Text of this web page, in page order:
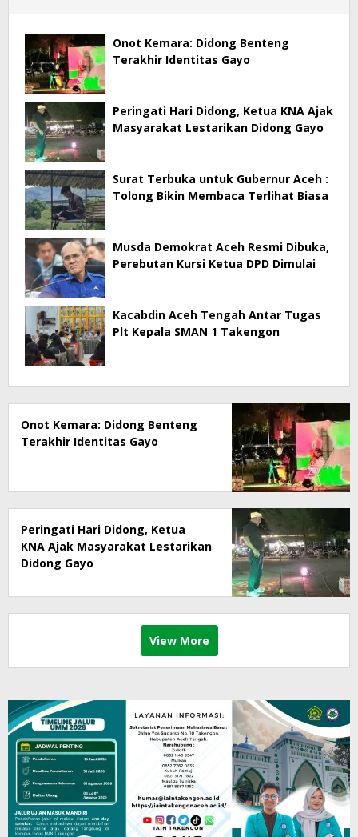
Onot Kemara: Didong Benteng
Terakhir Identitas Gayo
Peringati Hari Didong, Ketua KNA Ajak
Masyarakat Lestarikan Didong Gayo
Surat Terbuka untuk Gubernur Aceh :
Tolong Bikin Membaca Terlihat Biasa
Musda Demokrat Aceh Resmi Dibuka,
Perebutan Kursi Ketua DPD Dimulai
Kacabdin Aceh Tengah Antar Tugas
Plt Kepala SMAN 1 Takengon
Onot Kemara: Didong Benteng
Terakhir Identitas Gayo
Peringati Hari Didong, Ketua
KNA Ajak Masyarakat Lestarikan
Didong Gayo
View More